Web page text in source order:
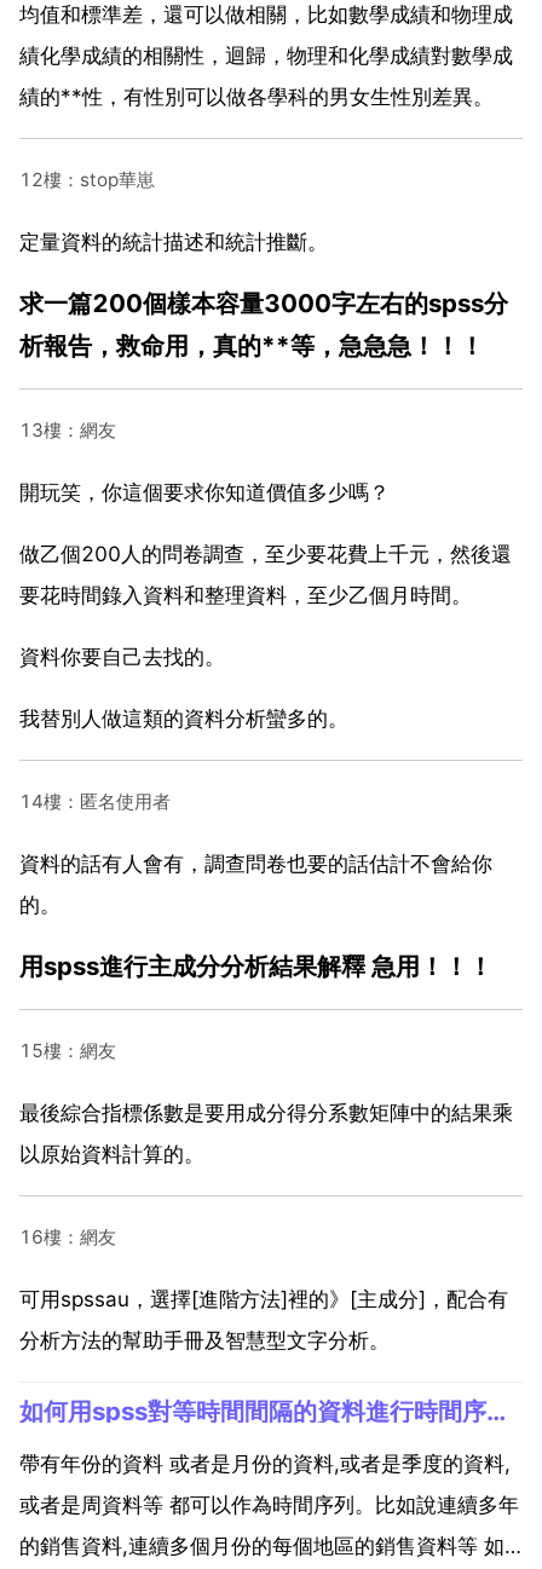
均值和標準差，還可以做相關，比如數學成績和物理成
績化學成績的相關性，迴歸，物理和化學成績對數學成
績的**性，有性別可以做各學科的男女生性別差異。
12樓：stop華崽
定量資料的統計描述和統計推斷。
求一篇200個樣本容量3000字左右的spss分
析報告，救命用，真的**等，急急急！！！
13樓：網友
開玩笑，你這個要求你知道價值多少嗎？
做乙個200人的問卷調查，至少要花費上千元，然後還
要花時間錄入資料和整理資料，至少乙個月時間。
資料你要自己去找的。
我替別人做這類的資料分析蠻多的。
14樓：匿名使用者
資料的話有人會有，調查問卷也要的話估計不會給你
的。
用spss進行主成分分析結果解釋 急用！！！
15樓：網友
最後綜合指標係數是要用成分得分系數矩陣中的結果乘
以原始資料計算的。
16樓：網友
可用spssau，選擇[進階方法]裡的》[主成分]，配合有
分析方法的幫助手冊及智慧型文字分析。
如何用spss對等時間間隔的資料進行時間序列分析
帶有年份的資料 或者是月份的資料,或者是季度的資料,
或者是周資料等 都可以作為時間序列。比如說連續多年
的銷售資料,連續多個月份的每個地區的銷售資料等 如